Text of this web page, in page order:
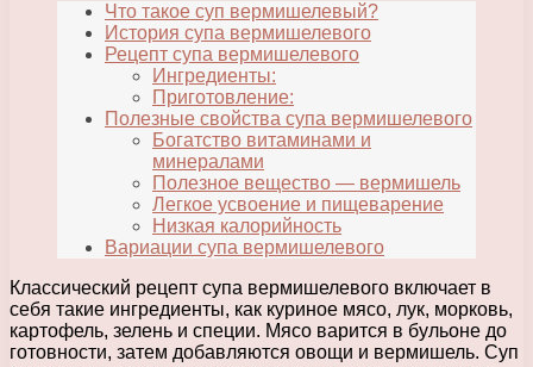
Что такое суп вермишелевый?
История супа вермишелевого
Рецепт супа вермишелевого
Ингредиенты:
Приготовление:
Полезные свойства супа вермишелевого
Богатство витаминами и
минералами
Полезное вещество — вермишель
Легкое усвоение и пищеварение
Низкая калорийность
Вариации супа вермишелевого
Классический рецепт супа вермишелевого включает в
себя такие ингредиенты, как куриное мясо, лук, морковь,
картофель, зелень и специи. Мясо варится в бульоне до
готовности, затем добавляются овощи и вермишель. Суп